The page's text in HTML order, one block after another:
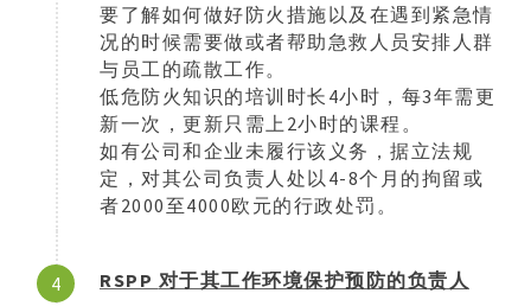
要了解如何做好防火措施以及在遇到紧急情
况的时候需要做或者帮助急救人员安排人群
与员工的疏散工作。
低危防火知识的培训时长 4小时，每3年需更
新一次，更新只需上 2小时的课程。
如有公司和企业未履行该义务，据立法规
定，对其公司负责人处以 4-8个月的拘留或
者2000至4000欧元的行政处罚。
4 RSPP 对于其工作环境保护预防的负责人